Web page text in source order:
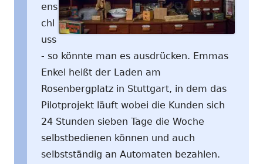
ens
chl
uss
- so könnte man es ausdrücken. Emmas
Enkel heißt der Laden am
Rosenbergplatz in Stuttgart, in dem das
Pilotprojekt läuft wobei die Kunden sich
24 Stunden sieben Tage die Woche
selbstbedienen können und auch
selbstständig an Automaten bezahlen.